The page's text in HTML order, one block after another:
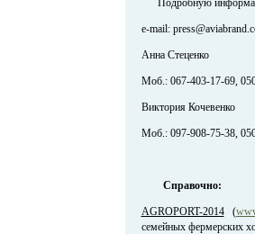
e-mail:
Анна Стеценко
Моб.: 067-403-17-69,
Виктория Кочевенко
Моб.: 097-908-75-38,
Справочно:
AGROPORT-2014(
семейных фермерских